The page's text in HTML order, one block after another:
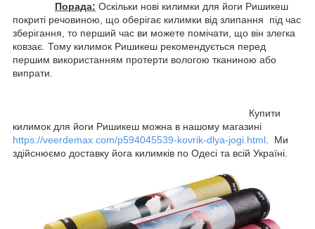
Порада: Оскільки нові килимки для йоги Ришикеш
покриті речовиною, що оберігає килимки від злипання під час
зберігання, то перший час ви можете помічати, що він злегка
ковзає. Тому килимок Ришикеш рекомендується перед
першим використанням протерти вологою тканиною або
випрати.
Купити
килимок для йоги Ришикеш можна в нашому магазині
https://veerdemax.com/p594045539-kovrik-dlya-jogi.html . Ми
здійснюємо доставку йога килимків по Одесі та всій Україні.